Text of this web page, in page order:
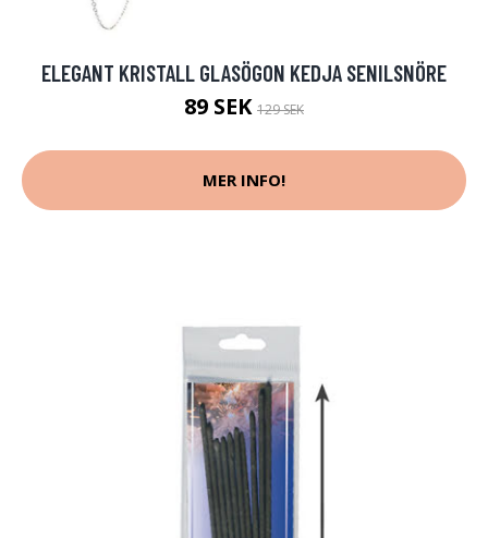
ELEGANT KRISTALL GLASÖGON KEDJA SENILSNÖRE
89 SEK 129 SEK
MER INFO!